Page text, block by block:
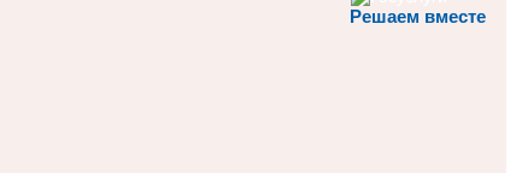
Решаем вместе